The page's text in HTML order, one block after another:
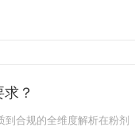
？
合规的全维度解析在粉剂